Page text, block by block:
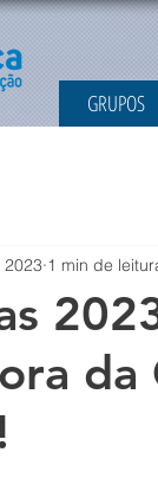
GRUPOS
2023 1 min de